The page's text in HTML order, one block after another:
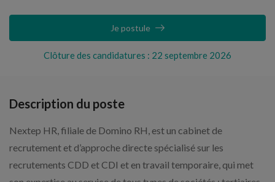
Clôture des candidatures : 22 septembre 2026
Je postule
Description du poste
Nextep HR, filiale de Domino RH, est un cabinet de
recrutement et d’approche directe spécialisé sur les
recrutements CDD et CDI et en travail temporaire, qui met